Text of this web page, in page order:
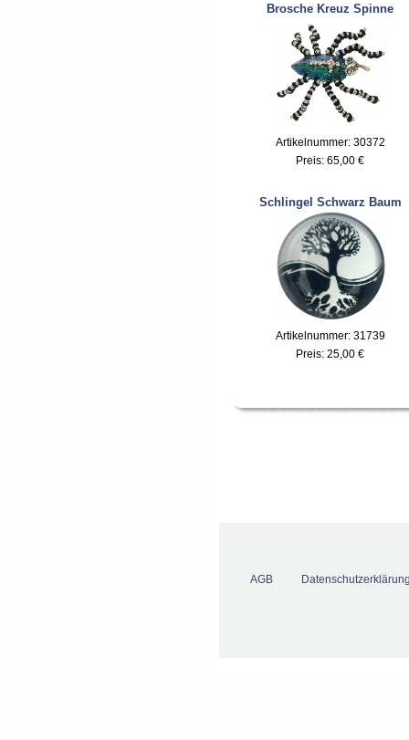
Brosche Kreuz Spinne
Artikelnummer: 30372
Preis: 65,00 €
Schlingel Schwarz Baum
Artikelnummer: 31739
Preis: 25,00 €
AGB